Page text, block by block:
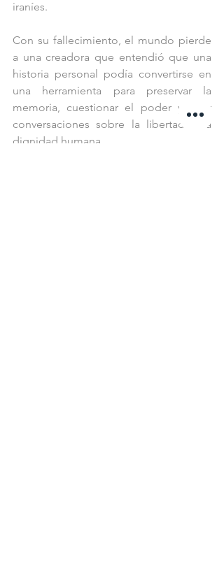
iraníes.
Con su fallecimiento, el mundo pierde
a una creadora que entendió que una
historia personal podía convertirse en
una herramienta para preservar la
memoria, cuestionar el poder y abrir
conversaciones sobre la libertad y la
dignidad humana.